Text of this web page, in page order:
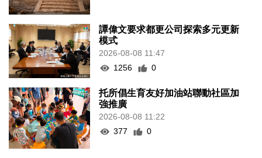
譚偉文要求都更公司探索多元更新
模式
2026-08-08 11:47
1256
0
托所倡生育友好加油站聯動社區加
強推廣
2026-08-08 11:22
377
0